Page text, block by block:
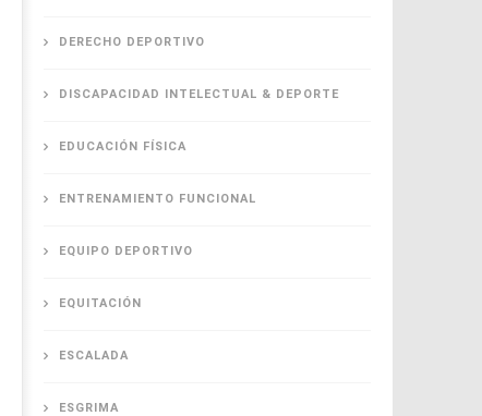
DERECHO DEPORTIVO
DISCAPACIDAD INTELECTUAL & DEPORTE
EDUCACIÓN FÍSICA
ENTRENAMIENTO FUNCIONAL
EQUIPO DEPORTIVO
EQUITACIÓN
ESCALADA
ESGRIMA